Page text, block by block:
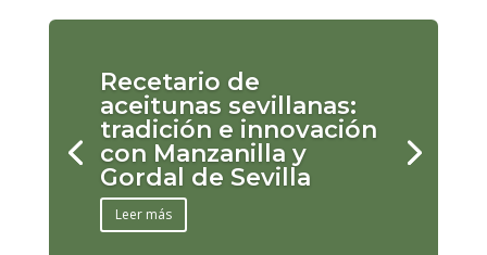
Recetario de
aceitunas sevillanas:
tradición e innovación
con Manzanilla y
Gordal de Sevilla
Leer más